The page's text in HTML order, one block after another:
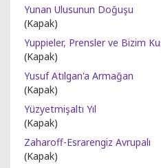
Yunan Ulusunun Doğuşu
(Kapak)
Yuppieler, Prensler ve Bizim
(Kapak)
Yusuf Atılgan'a Armağan
(Kapak)
Yüzyetmişaltı Yıl
(Kapak)
Zaharoff-Esrarengiz Avrupalı
(Kapak)